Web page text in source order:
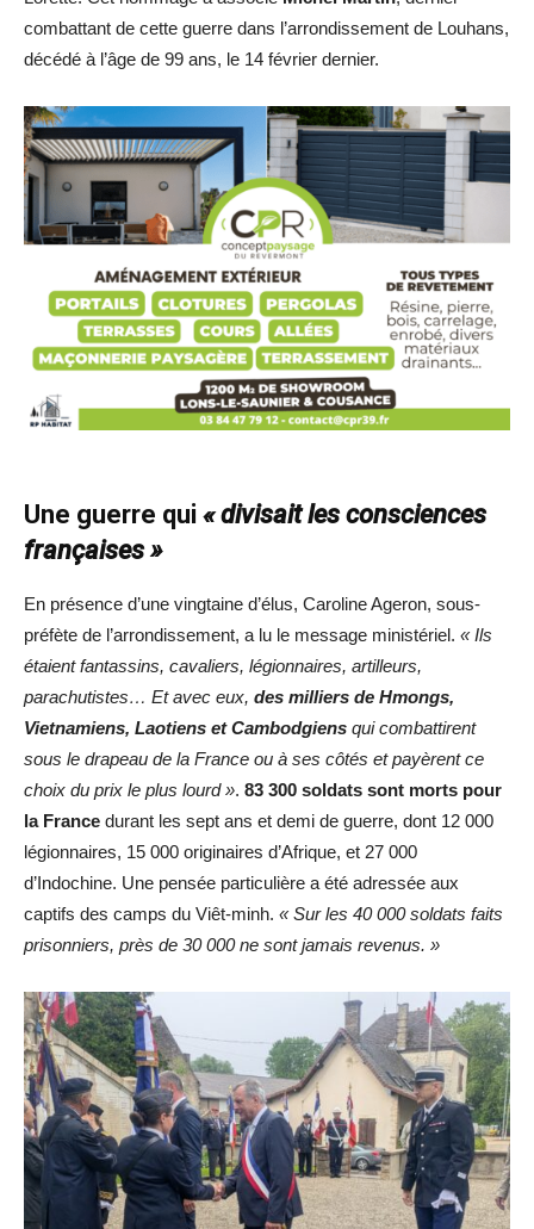
combattant de cette guerre dans l’arrondissement de Louhans,
décédé à l’âge de 99 ans, le 14 février dernier.
Une guerre qui « divisait les consciences
françaises »
En présence d’une vingtaine d’élus, Caroline Ageron, sous-
préfète de l’arrondissement, a lu le message ministériel. « Ils
étaient fantassins, cavaliers, légionnaires, artilleurs,
parachutistes… Et avec eux, des milliers de Hmongs,
Vietnamiens, Laotiens et Cambodgiens qui combattirent
sous le drapeau de la France ou à ses côtés et payèrent ce
choix du prix le plus lourd ». 83 300 soldats sont morts pour
la France durant les sept ans et demi de guerre, dont 12 000
légionnaires, 15 000 originaires d’Afrique, et 27 000
d’Indochine. Une pensée particulière a été adressée aux
captifs des camps du Viêt-minh. « Sur les 40 000 soldats faits
prisonniers, près de 30 000 ne sont jamais revenus. »